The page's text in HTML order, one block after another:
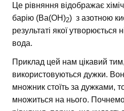
Це рівняння відображає
барію (Ba(OH)2) з азотною
результаті якої утворюється
вода.
Приклад цей нам цікавий
використовуються дужки.
множник стоїть за дужками,
множиться на нього.